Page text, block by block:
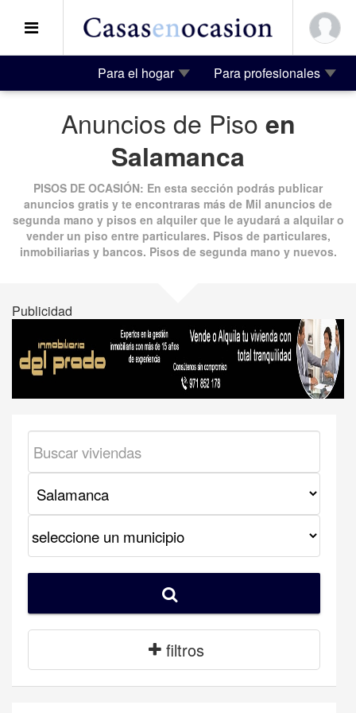
Para el hogar Para profesionales
Anuncios de Piso en
Salamanca
PISOS DE OCASIÓN: En esta sección podrás publicar
anuncios gratis y te encontraras más de Mil anuncios de
segunda mano ypisos en alquiler que le ayudará a alquilar o
vender un piso entre particulares. Pisos de particulares,
inmobiliarias y bancos. Pisos de segunda mano y nuevos.
Publicidad
filtros